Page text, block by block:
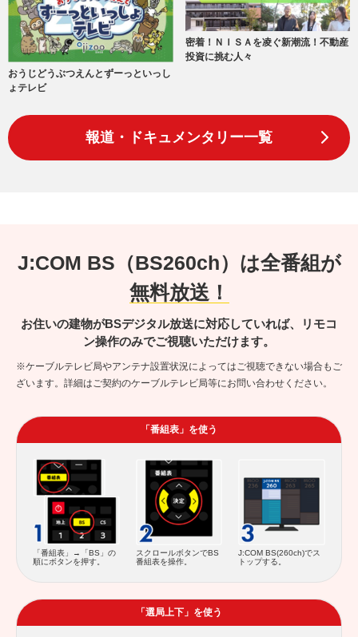
おうじどうぶつえんとずーっといっし
ょテレビ
密着！ＮＩＳＡを凌ぐ新潮流！不動産
投資に挑む人々
報道・ドキュメンタリー一覧
J:COM BS（BS260ch）は全番組が
無料放送！
お住いの建物がBSデジタル放送に対応していれば、リモコ
ン操作のみでご視聴いただけます。
※ケーブルテレビ局やアンテナ設置状況によってはご視聴できない場合もご
ざいます。詳細はご契約のケーブルテレビ局等にお問い合わせください。
「番組表」を使う
「番組表」→「BS」の
順にボタンを押す。
スクロールボタンでBS
番組表を操作。
J:COM BS(260ch)でス
トップする。
「選局上下」を使う